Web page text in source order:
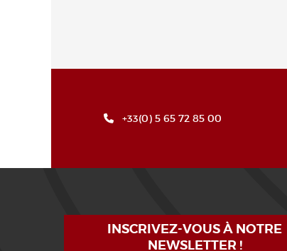
+33(0) 5 65 72 85 00
INSCRIVEZ-VOUS À NOTRE
NEWSLETTER !